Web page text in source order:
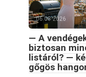
06.08.2026
— A
biztosan
listáról? —
gőgös